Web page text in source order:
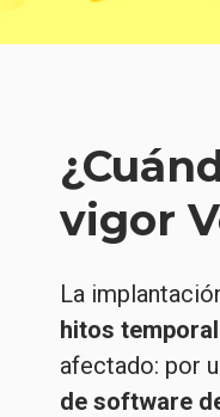
vigor
La
hitos
afectado: por
de software